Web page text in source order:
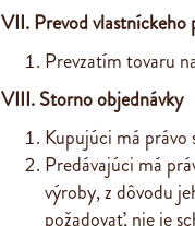
VII. Prevod vlastníckeho
Prevzatím tovaru
VIII. Storno objednávky
Kupujúci má
Predávajúci má
výroby, z dôvodu
požadovať, nie je